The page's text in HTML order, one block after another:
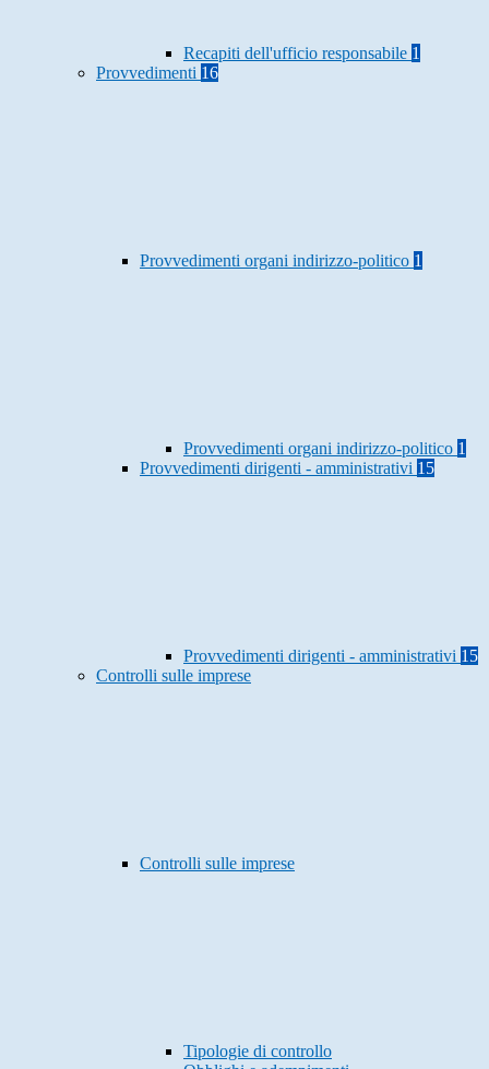
Recapiti dell'ufficio responsabile 1
Provvedimenti 16
Provvedimenti organi indirizzo-politico 1
Provvedimenti organi indirizzo-politico 1
Provvedimenti dirigenti - amministrativi 15
Provvedimenti dirigenti - amministrativi 15
Controlli sulle imprese
Controlli sulle imprese
Tipologie di controllo